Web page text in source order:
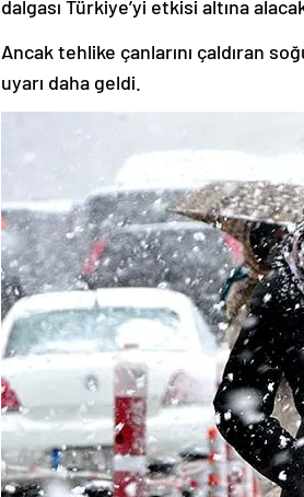
dalgası Türkiye’yi etkisi altına
Ancak tehlike çanlarını çaldıran
uyarı daha geldi.